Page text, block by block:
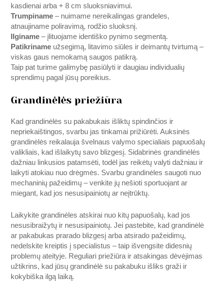
kasdienai arba + 8 cm sluoksniavimui.
Trumpiname – nuimame nereikalingas grandeles,
atnaujiname poliravimą, rodžio sluoksnį.
Ilginame – įlituojame identiško pynimo segmentą.
Patikriname užsegimą, litavimo siūles ir deimantų tvirtumą –
viskas gaus nemokamą saugos patikrą.
Taip pat turime galimybę pasiūlyti ir daugiau individualių
sprendimų pagal jūsų poreikius.
Grandinėlės priežiūra
Kad grandinėlės su pakabukais išliktų spindinčios ir
nepriekaištingos, svarbu jas tinkamai prižiūrėti. Auksinės
grandinėlės reikalauja švelnaus valymo specialiais papuošalų
valikliais, kad išlaikytų savo blizgesį. Sidabrinės grandinėlės
dažniau linkusios patamsėti, todėl jas reikėtų valyti dažniau ir
laikyti atokiau nuo drėgmės. Svarbu grandinėles saugoti nuo
mechaninių pažeidimų – venkite jų nešioti sportuojant ar
miegant, kad jos nesusipainiotų ar neįtrūktų.
Laikykite grandinėles atskirai nuo kitų papuošalų, kad jos
nesusibraižytų ir nesusipainiotų. Jei pastebite, kad grandinėlė
ar pakabukas prarado blizgesį arba atsirado pažeidimų,
nedelskite kreiptis į specialistus – taip išvengsite didesnių
problemų ateityje. Reguliari priežiūra ir atsakingas dėvėjimas
užtikrins, kad jūsų grandinėlė su pakabuku išliks graži ir
kokybiška ilgą laiką.